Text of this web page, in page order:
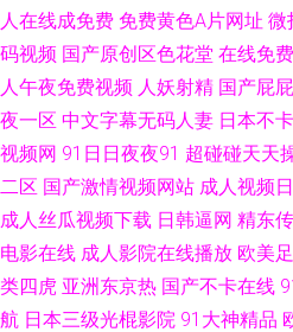
天娱乐黄站 大香蕉网官网内 日韩国产美
頻 91偷拍探花网站 福利社午夜福利 人
国产操女人 美女含羞草 3级片第一页 超
玖玖 人人操免费 97超碰色色 国产精品
一区二区视频 福利视频网址导航 老湿浮
人在线成免费 免费黄色A片网址 微
码视频 国产原创区色花堂 在线免
人午夜免费视频 人妖射精 国产屁屁
夜一区 中文字幕无码人妻 日本不
视频网 91日日夜夜91 超碰碰天天
二区 国产激情视频网站 成人视频
成人丝瓜视频下载 日韩逼网 精东
电影在线 成人影院在线播放 欧美
类四虎 亚洲东京热 国产不卡在线
航 日本三级光棍影院 91大神精品